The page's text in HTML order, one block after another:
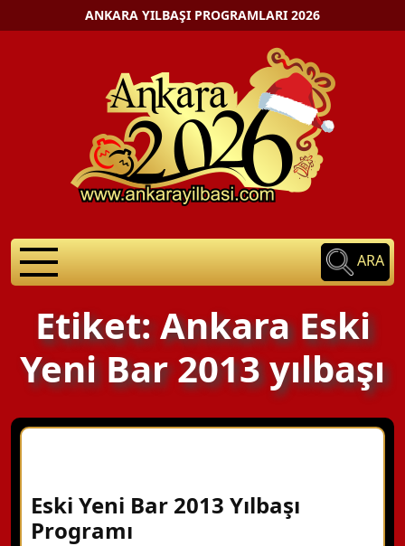
ANKARA YILBAŞI PROGRAMLARI 2026
ARA
Etiket: Ankara Eski
Yeni Bar 2013 yılbaşı
Eski Yeni Bar 2013 Yılbaşı
Programı